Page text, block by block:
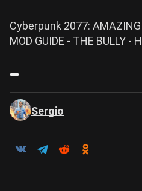
Cyberpunk 2077: AMAZING
MOD GUIDE - THE BULLY -
Sergio